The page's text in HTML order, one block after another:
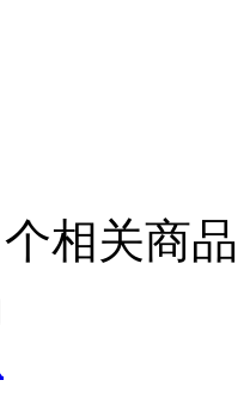
个相关商品